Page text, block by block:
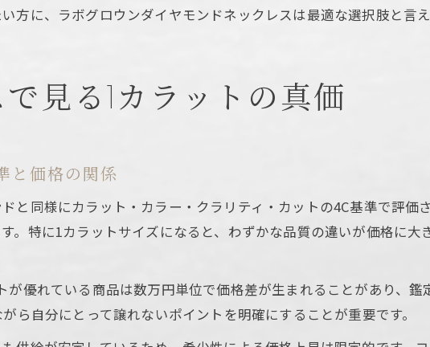
方に、ラボグロウンダイヤモンドネックレスは最適な選択肢と言え
見る1カラットの真価
と価格の関係
と同様にカラット・カラー・クラリティ・カットの4C基準で評価
。特に1カラットサイズになると、わずかな品質の違いが価格に
優れている商品は数万円単位で価格差が生まれることがあり、鑑
ら自分にとって譲れないポイントを明確にすることが重要です。